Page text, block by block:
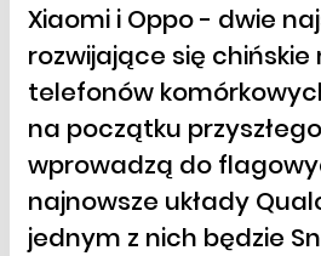
Xiaomi i Oppo - dwie
rozwijające się chińskie
telefonów
na początku
wprowadzą do
najnowsze układy
jednym z nich będzie